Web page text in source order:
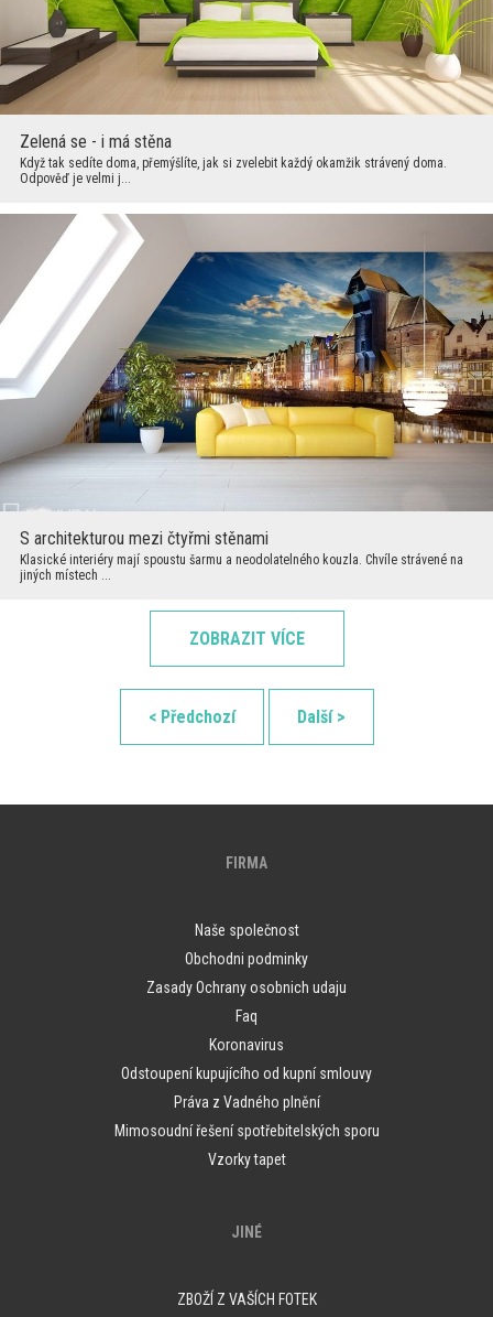
Zelená se - i má stěna
Když tak sedíte doma, přemýšlíte, jak si zvelebit každý okamžik strávený doma.
Odpověď je velmi j...
S architekturou mezi čtyřmi stěnami
Klasické interiéry mají spoustu šarmu a neodolatelného kouzla. Chvíle strávené na
jiných místech ...
ZOBRAZIT VÍCE
< Předchozí Další >
FIRMA
Naše společnost
Obchodni podminky
Zasady Ochrany osobnich udaju
Faq
Koronavirus
Odstoupení kupujícího od kupní smlouvy
Práva z Vadného plnění
Mimosoudní řešení spotřebitelských sporu
Vzorky tapet
JINÉ
ZBOŽÍ Z VAŠÍCH FOTEK